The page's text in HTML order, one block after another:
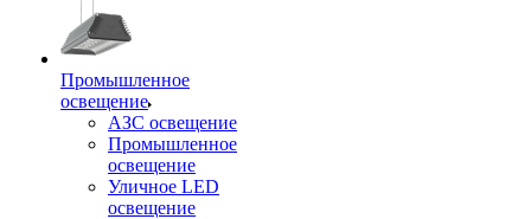
Промышленное
освещение
АЗС освещение
Промышленное
освещение
Уличное LED
освещение